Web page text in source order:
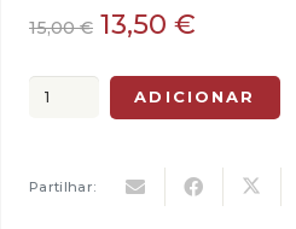
15,00€ O
original
era:
13,50 €
atual
é:
Quantidade
e
ADICIONAR
Partilhar: